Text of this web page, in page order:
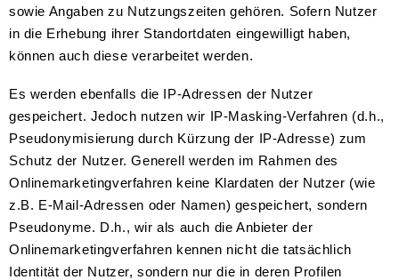
sowie Angaben zu Nutzungszeiten gehören. Sofern Nutzer
in die Erhebung ihrer Standortdaten eingewilligt haben,
können auch diese verarbeitet werden.
Es werden ebenfalls die IP-Adressen der Nutzer
gespeichert. Jedoch nutzen wir IP-Masking-Verfahren (d.h.,
Pseudonymisierung durch Kürzung der IP-Adresse) zum
Schutz der Nutzer. Generell werden im Rahmen des
Onlinemarketingverfahren keine Klardaten der Nutzer (wie
z.B. E-Mail-Adressen oder Namen) gespeichert, sondern
Pseudonyme. D.h., wir als auch die Anbieter der
Onlinemarketingverfahren kennen nicht die tatsächlich
Identität der Nutzer, sondern nur die in deren Profilen